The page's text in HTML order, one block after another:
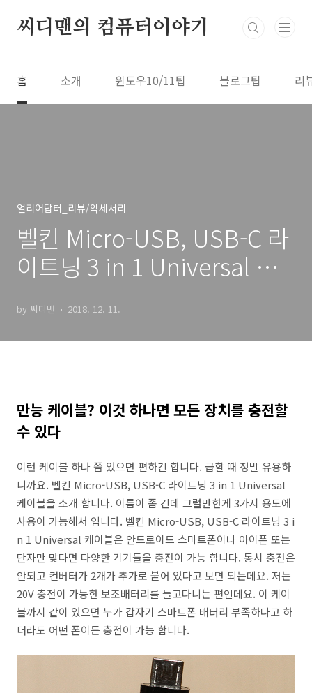
씨디맨의 컴퓨터이야기
홈 소개 윈도우10/11팁 블로그팁 리
얼리어답터_리뷰/악세서리
벨킨 Micro-USB, USB-C 라
이트닝 3 in 1 Universal 케
by 씨디맨 2018. 12. 11.
만능 케이블? 이것 하나면 모든 장치를 충전할
수 있다
이런 케이블 하나 쯤 있으면 편하긴 합니다. 급할 때 정말 유용하
니까요. 벨킨 Micro-USB, USB-C 라이트닝 3 in 1 Universal
케이블을 소개 합니다. 이름이 좀 긴데 그럴만한게 3가지 용도에
사용이 가능해서 입니다. 벨킨 Micro-USB, USB-C 라이트닝 3 i
n 1 Universal 케이블은 안드로이드 스마트폰이나 아이폰 또는
단자만 맞다면 다양한 기기들을 충전이 가능 합니다. 동시 충전은
안되고 컨버터가 2개가 추가로 붙어 있다고 보면 되는데요. 저는
20V 충전이 가능한 보조배터리를 들고다니는 편인데요. 이 케이
블까지 같이 있으면 누가 갑자기 스마트폰 배터리 부족하다고 하
더라도 어떤 폰이든 충전이 가능 합니다.